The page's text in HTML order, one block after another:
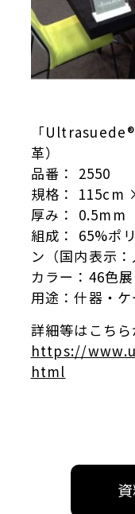
「
革）
品番： 2550
規格： 115cm
厚み： 0.5mm
組成： 65%ポ
ン（国内表示：
カラー：46色
用途：什器・
詳細等はこち
https://
html